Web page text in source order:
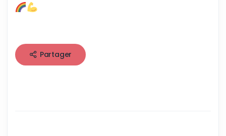
Partager